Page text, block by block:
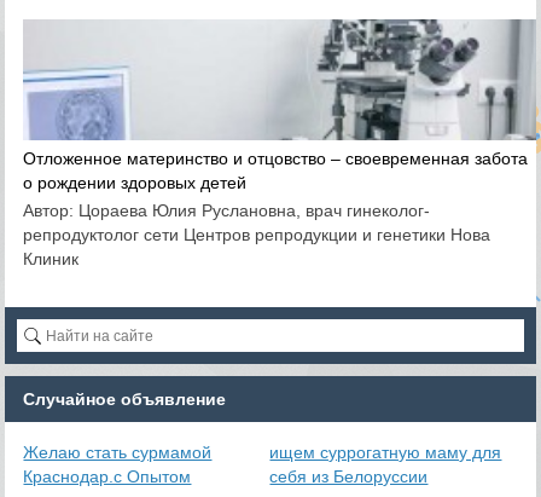
Отложенное материнство и отцовство – своевременная забота
о рождении здоровых детей
Автор: Цораева Юлия Руслановна, врач гинеколог-
репродуктолог сети Центров репродукции и генетики Нова
Клиник
Случайное объявление
Желаю стать сурмамой
Краснодар.с Опытом
ищем суррогатную маму для
себя из Белоруссии